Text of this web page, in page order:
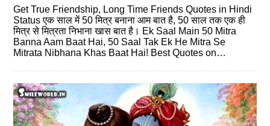
Get True Friendship, Long Time Friends Quotes in Hindi
Status एक साल में 50 मित्र बनाना आम बात है, 50 साल तक एक ही
मित्र से मित्रता निभाना खास बात है। Ek Saal Main 50 Mitra
Banna Aam Baat Hai, 50 Saal Tak Ek He Mitra Se
Mitrata Nibhana Khas Baat Hai! Best Quotes on…